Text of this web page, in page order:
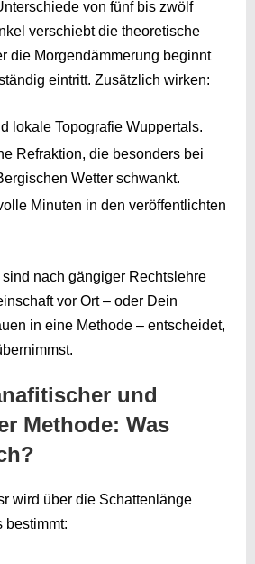
von fünf bis zwölf
verschiebt die theoretische
die Morgendämmerung beginnt
eintritt. Zusätzlich wirken:
lokale Topografie Wuppertals.
Refraktion, die besonders bei
Wetter schwankt.
Minuten in den veröffentlichten
nach gängiger Rechtslehre
vor Ort – oder Dein
in eine Methode – entscheidet,
und
Methode: Was
wird über die Schattenlänge
bestimmt: